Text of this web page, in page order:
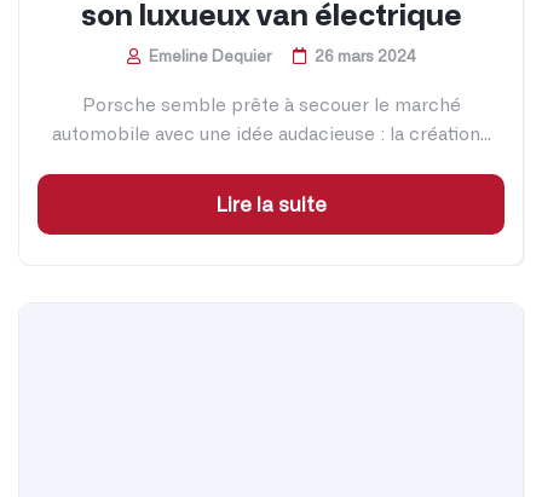
son luxueux van électrique
Emeline Dequier 26 mars 2024
Porsche semble prête à secouer le marché
automobile avec une idée audacieuse : la création...
Lire la suite